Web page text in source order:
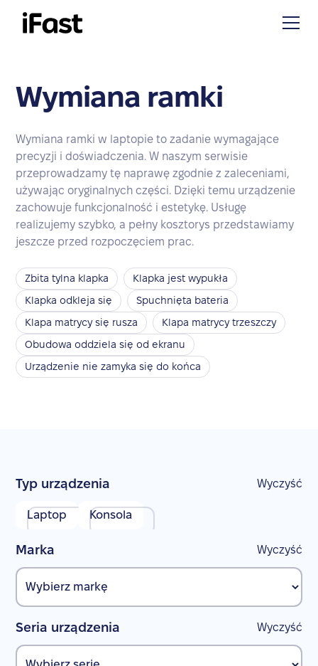
Wymiana ramki
Wymiana ramki w laptopie to zadanie wymagające
precyzji i doświadczenia. W naszym serwisie
przeprowadzamy tę naprawę zgodnie z zaleceniami,
używając oryginalnych części. Dzięki temu urządzenie
zachowuje funkcjonalność i estetykę. Usługę
realizujemy szybko, a pełny kosztorys przedstawiamy
jeszcze przed rozpoczęciem prac.
Zbita tylna klapka
Klapka jest wypukła
Klapka odkleja się
Spuchnięta bateria
Klapa matrycy się rusza
Klapa matrycy trzeszczy
Obudowa oddziela się od ekranu
Urządzenie nie zamyka się do końca
Typ urządzenia Wyczyść
Laptop Konsola
Marka Wyczyść
Seria urządzenia Wyczyść